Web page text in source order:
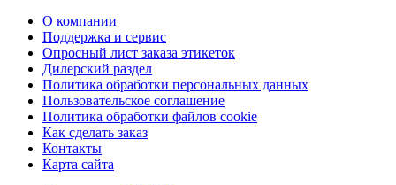
О компании
Поддержка и сервис
Опросный лист заказа этикеток
Дилерский раздел
Политика обработки персональных данных
Пользовательское соглашение
Политика обработки файлов cookie
Как сделать заказ
Контакты
Карта сайта